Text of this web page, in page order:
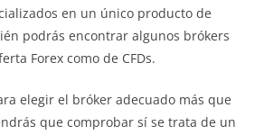
en un único producto de
podrás encontrar algunos brókers
Forex como de CFDs.
elegir el bróker adecuado más que
que comprobar sí se trata de un